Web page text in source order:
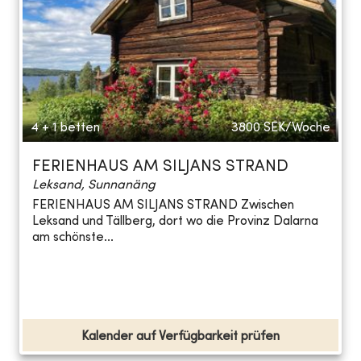
4 + 1 betten 3800 SEK/Woche
FERIENHAUS AM SILJANS STRAND
Leksand, Sunnanäng
FERIENHAUS AM SILJANS STRAND Zwischen
Leksand und Tällberg, dort wo die Provinz Dalarna
am schönste...
Kalender auf Verfügbarkeit prüfen